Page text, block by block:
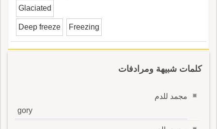
Glaciated
Deep freeze Freezing
كلمات شبيهة ومرادفات
مجمد للدم
gory